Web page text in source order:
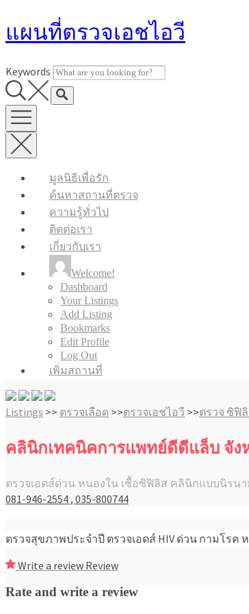
to
แผนที่ตรวจเอชไอวี
Keywords
มูลนิธิเพื่อรัก
ค้นหาสถานที่ตรวจ
ความรู้ทั่วไป
ติดต่อเรา
เกี่ยวกับเรา
Welcome!
Dashboard
Your Listings
Add Listing
Bookmarks
Edit Profile
Log Out
เพิ่มสถานที่
Listings >> ตรวจเลือด >>ตรวจเอชไอวี >>ตรวจ ซิฟิ
คลินิกเทคนิคการแพทย์ดีดีแล็บ จัง
ตรวจเอดส์ด่วน หนองใน เชื้อซิฟิลิส คลินิกแบบนิรนา
081-946-2554 , 035-800744
ตรวจสุขภาพประจำปี ตรวจเอดส์ HIV ด่วน กามโรค
Write a review Review
Rate and write a review